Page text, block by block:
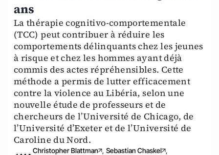
ans
La thérapie cognitivo-comportementale
(TCC) peut contribuer à réduire les
comportements délinquants chez les jeunes
à risque et chez les hommes ayant déjà
commis des actes répréhensibles. Cette
méthode a permis de lutter efficacement
contre la violence au Libéria, selon une
nouvelle étude de professeurs et de
chercheurs de l’Université de Chicago, de
l’Université d’Exeter et de l’Université de
Caroline du Nord.
Christopher Blattman , Sebastian Chaskel ,